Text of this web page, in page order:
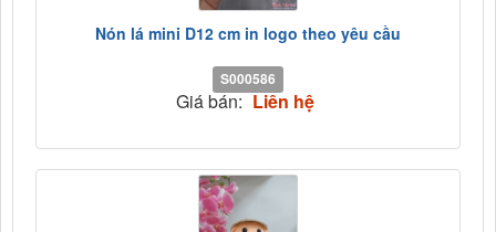
Nón lá mini D12 cm in logo theo yêu cầu
S000586
Giá bán: Liên hệ